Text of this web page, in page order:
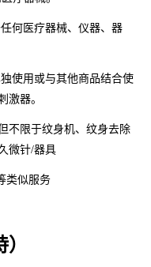
何医疗器械、仪器、器
使用或与其他商品结合使
激器。
不限于纹身机、纹身去除
微针/器具
类似服务